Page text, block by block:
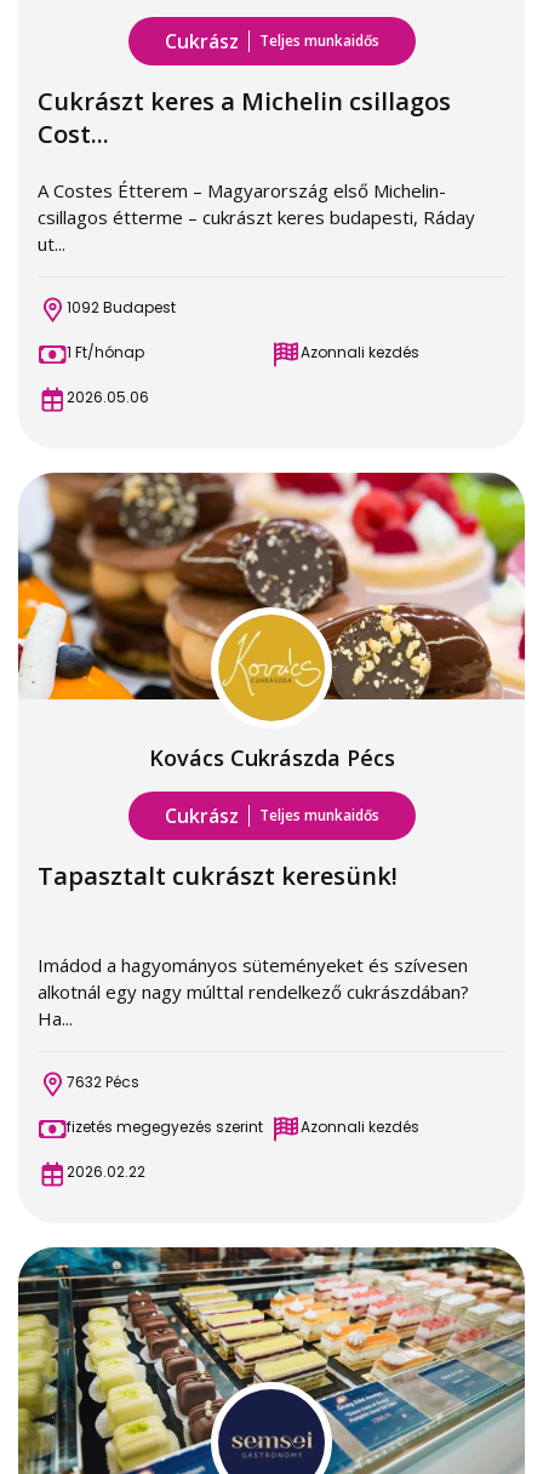
Cukrász Teljes munkaidős
Cukrászt keres a Michelin csillagos
Cost...
A Costes Étterem – Magyarország első Michelin-
csillagos étterme – cukrászt keres budapesti, Ráday
ut...
1092 Budapest
1 Ft/hónap Azonnali kezdés
2026.05.06
Kovács Cukrászda Pécs
Cukrász Teljes munkaidős
Tapasztalt cukrászt keresünk!
Imádod a hagyományos süteményeket és szívesen
alkotnál egy nagy múlttal rendelkező cukrászdában?
Ha...
7632 Pécs
fizetés megegyezés szerint Azonnali kezdés
2026.02.22